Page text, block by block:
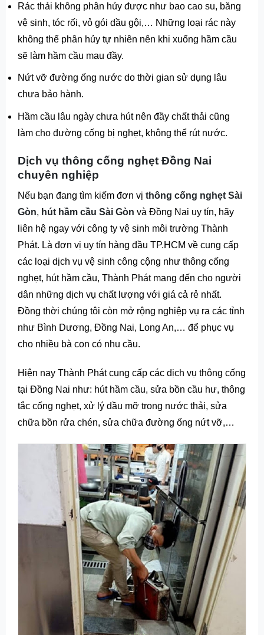
Rác thải không phân hủy được như bao cao su, băng
vệ sinh, tóc rối, vỏ gói dầu gội,… Những loại rác này
không thể phân hủy tự nhiên nên khi xuống hầm cầu
sẽ làm hầm cầu mau đầy.
Nứt vỡ đường ống nước do thời gian sử dụng lâu
chưa bảo hành.
Hầm cầu lâu ngày chưa hút nên đầy chất thải cũng
làm cho đường cống bị nghẹt, không thể rút nước.
Dịch vụ thông cống nghẹt Đồng Nai
chuyên nghiệp
Nếu bạn đang tìm kiếm đơn vị thông cống nghẹt Sài
Gòn, hút hầm cầu Sài Gòn và Đồng Nai uy tín, hãy
liên hệ ngay với công ty vệ sinh môi trường Thành
Phát. Là đơn vị uy tín hàng đầu TP.HCM về cung cấp
các loại dịch vụ vệ sinh công cộng như thông cống
nghẹt, hút hầm cầu, Thành Phát mang đến cho người
dân những dịch vụ chất lượng với giá cả rẻ nhất.
Đồng thời chúng tôi còn mở rộng nghiệp vụ ra các tỉnh
như Bình Dương, Đồng Nai, Long An,… để phục vụ
cho nhiều bà con có nhu cầu.
Hiện nay Thành Phát cung cấp các dịch vụ thông cống
tại Đồng Nai như: hút hầm cầu, sửa bồn cầu hư, thông
tắc cống nghẹt, xử lý dầu mỡ trong nước thải, sửa
chữa bồn rửa chén, sửa chữa đường ống nứt vỡ,…